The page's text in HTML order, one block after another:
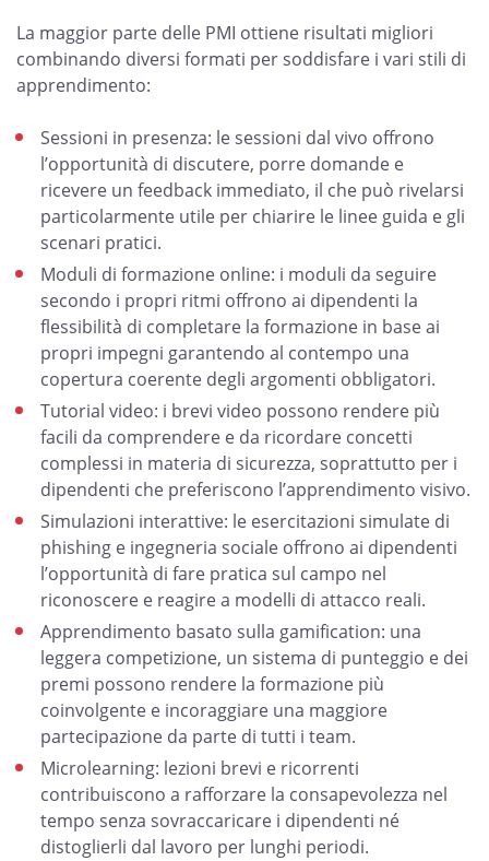
La maggior parte delle PMI ottiene risultati migliori
combinando diversi formati per soddisfare i vari stili di
apprendimento:
Sessioni in presenza: le sessioni dal vivo offrono
l’opportunità di discutere, porre domande e
ricevere un feedback immediato, il che può rivelarsi
particolarmente utile per chiarire le linee guida e gli
scenari pratici.
Moduli di formazione online: i moduli da seguire
secondo i propri ritmi offrono ai dipendenti la
flessibilità di completare la formazione in base ai
propri impegni garantendo al contempo una
copertura coerente degli argomenti obbligatori.
Tutorial video: i brevi video possono rendere più
facili da comprendere e da ricordare concetti
complessi in materia di sicurezza, soprattutto per i
dipendenti che preferiscono l’apprendimento visivo.
Simulazioni interattive: le esercitazioni simulate di
phishing e ingegneria sociale offrono ai dipendenti
l’opportunità di fare pratica sul campo nel
riconoscere e reagire a modelli di attacco reali.
Apprendimento basato sulla gamification: una
leggera competizione, un sistema di punteggio e dei
premi possono rendere la formazione più
coinvolgente e incoraggiare una maggiore
partecipazione da parte di tutti i team.
Microlearning: lezioni brevi e ricorrenti
contribuiscono a rafforzare la consapevolezza nel
tempo senza sovraccaricare i dipendenti né
distoglierli dal lavoro per lunghi periodi.